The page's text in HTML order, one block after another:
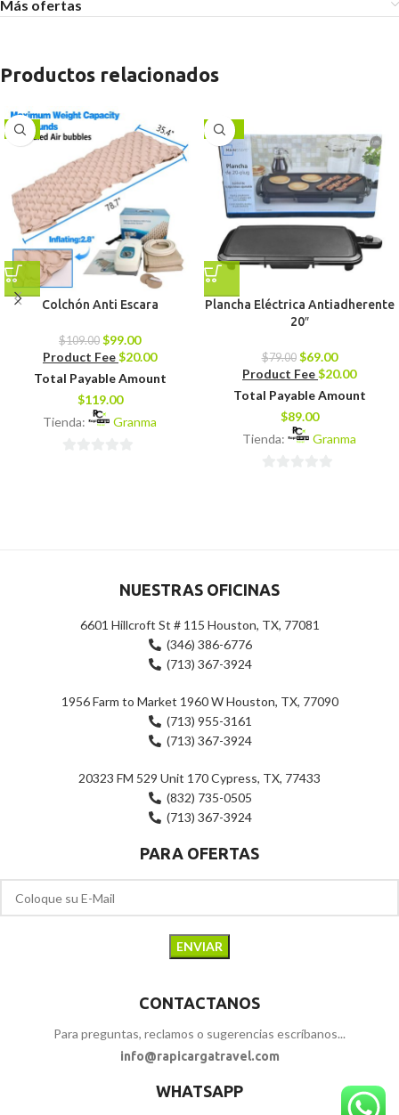
Más ofertas
Productos relacionados
-9%
Colchón Anti Escara
$109.00 $99.00
Product Fee$20.00
Total Payable Amount
$119.00
Tienda:
Granma
-13%
Plancha Eléctrica Antiadherente
20″
$79.00 $69.00
Product Fee$20.00
Total Payable Amount
$89.00
Tienda:
Granma
NUESTRAS OFICINAS
6601 Hillcroft St # 115 Houston, TX, 77081
(346) 386-6776
(713) 367-3924
1956 Farm to Market 1960 W Houston, TX, 77090
(713) 955-3161
(713) 367-3924
20323 FM 529 Unit 170 Cypress, TX, 77433
(832) 735-0505
(713) 367-3924
PARA OFERTAS
CONTACTANOS
Para preguntas, reclamos o sugerencias escríbanos...
info@rapicargatravel.com
WHATSAPP